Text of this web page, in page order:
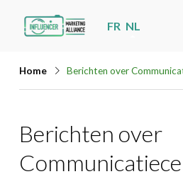
Jump
Jump
main
FR NL
Home Berichten over
Berichten over
Agenda